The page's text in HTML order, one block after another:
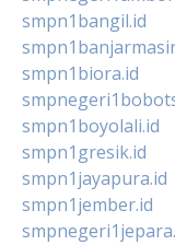
smpn1bangil.id
smpn1biora.id
smpn1boyolali.id
smpn1gresik.id
smpn1jayapura.id
smpn1jember.id